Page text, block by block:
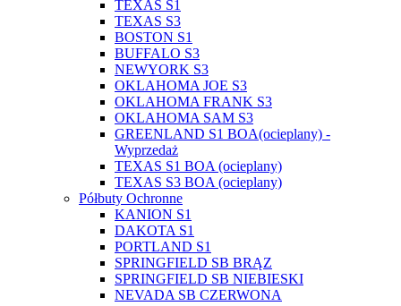
TEXAS S1
TEXAS S3
BOSTON S1
BUFFALO S3
NEWYORK S3
OKLAHOMA JOE S3
OKLAHOMA FRANK S3
OKLAHOMA SAM S3
GREENLAND S1 BOA(ocieplany) -
Wyprzedaż
TEXAS S1 BOA (ocieplany)
TEXAS S3 BOA (ocieplany)
Półbuty Ochronne
KANION S1
DAKOTA S1
PORTLAND S1
SPRINGFIELD SB BRĄZ
SPRINGFIELD SB NIEBIESKI
NEVADA SB CZERWONA